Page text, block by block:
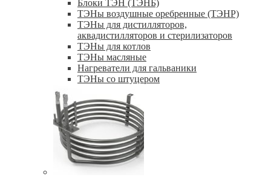
Блоки ТЭН (ТЭНБ)
ТЭНы воздушные оребренные (ТЭНР)
ТЭНы для дистилляторов,
аквадистилляторов и стерилизаторов
ТЭНы для котлов
ТЭНы масляные
Нагреватели для гальваники
ТЭНы со штуцером